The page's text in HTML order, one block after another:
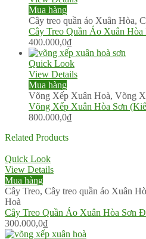
Mua hàng
Cây treo quần áo Xuân Hòa,
Cây Treo Quần Áo Xuân
400.000,0₫
Quick Look
View Details
Mua hàng
Võng Xếp Xuân Hoà, Võng
Võng Xếp Xuân Hòa Sơn
800.000,0₫
Related Products
Quick Look
View Details
Mua hàng
Cây Treo, Cây treo quần áo Xuân
Hoà
Cây Treo Quần Áo Xuân Hòa Sơn
300.000,0₫